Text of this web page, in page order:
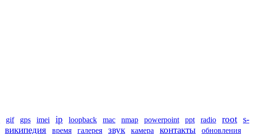
gif gps imei ip loopback mac nmap powerpoint ppt radio root s-
википедия время галерея звук камера контакты обновления